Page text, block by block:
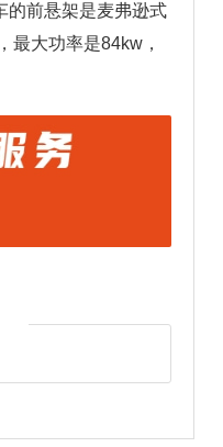
的前悬架是麦弗逊式
最大功率是84kw，